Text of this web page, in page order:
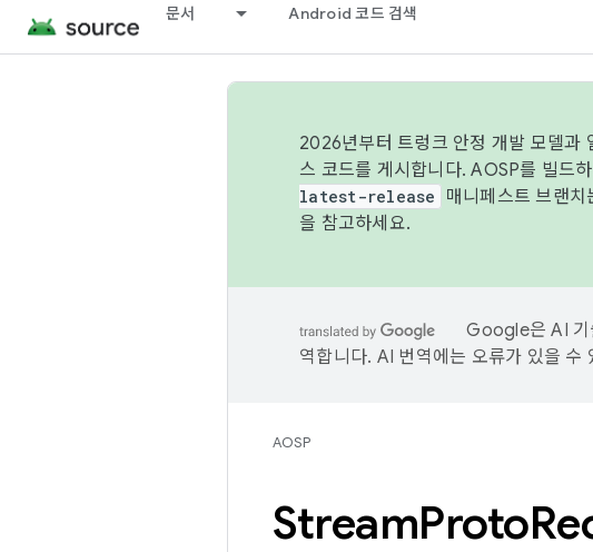
문서 Android 코드 검색
2026년부터 트렁크 안정 개발 모델과
스 코드를 게시합니다. AOSP를 빌드
latest-release
매니페스트 브랜
을 참고하세요.
Google은 AI 기
역합니다. AI 번역에는 오류가 있을 수
AOSP
StreamProto